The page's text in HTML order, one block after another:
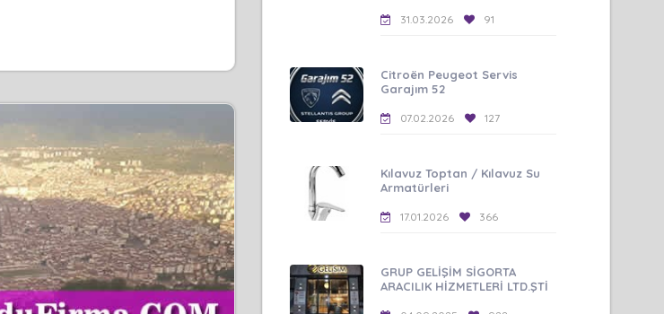
31.03.2026 91
Citroën Peugeot Servis
Garajım 52
07.02.2026 127
Kılavuz Toptan / Kılavuz Su
Armatürleri
17.01.2026 366
GRUP GELİŞİM SİGORTA
ARACILIK HİZMETLERİ LTD.ŞTİ